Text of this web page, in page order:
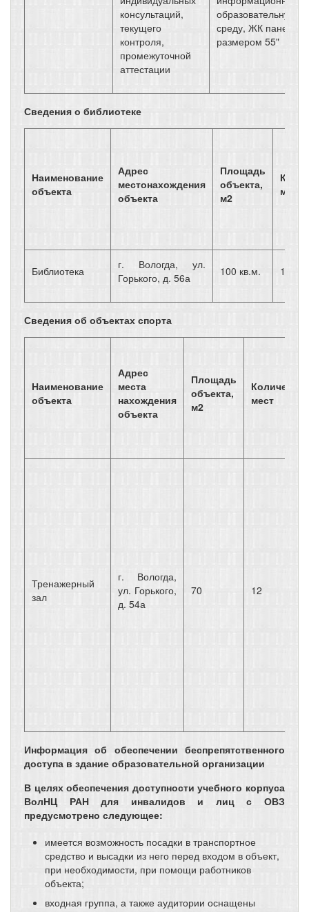
консультаций,
текущего
контроля,
промежуточной
аттестации
образовательную
среду, ЖК панель
размером 55"
Сведения о библиотеке
Наименование
объекта
Адрес
местонахождения
объекта
Площадь
объекта,
м2
мест
Библиотека
г. Вологда, ул.
Горького, д. 56а
100 кв.м. 10
Сведения об объектах спорта
Наименование
объекта
Адрес
места
нахождения
объекта
Площадь
объекта,
м2
Количество
мест
Тренажерный
зал
г. Вологда,
ул. Горького,
д. 54а
70 12
Информация об обеспечении беспрепятственного
доступа в здание образовательной организации
В целях обеспечения доступности учебного корпуса
ВолНЦ РАН для инвалидов и лиц с ОВЗ
предусмотрено следующее:
имеется возможность посадки в транспортное
средство и высадки из него перед входом в объект,
при необходимости, при помощи работников
объекта;
входная группа, а также аудитории оснащены